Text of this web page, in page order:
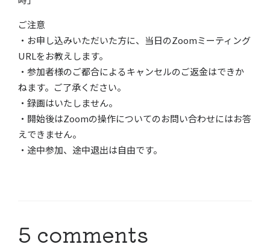
ご注意
・お申し込みいただいた方に、当日のZoomミーティング
URLをお教えします。
・参加者様のご都合によるキャンセルのご返金はできか
ねます。ご了承ください。
・録画はいたしません。
・開始後はZoomの操作についてのお問い合わせにはお答
えできません。
・途中参加、途中退出は自由です。
5 comments